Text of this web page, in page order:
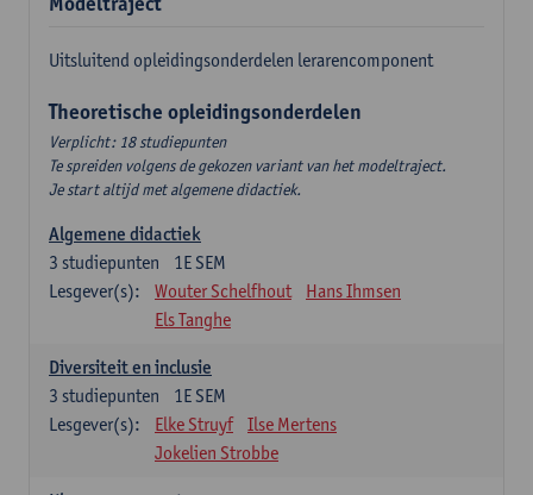
Uitsluitend opleidingsonderdelen lerarencomponent
Theoretische opleidingsonderdelen
Verplicht: 18 studiepunten
Te spreiden volgens de gekozen variant van het modeltraject.
Je start altijd met algemene didactiek.
Algemene didactiek
1E SEM
3 studiepunten
Lesgever(s):
Wouter Schelfhout
Hans Ihmsen
Els Tanghe
Diversiteit en inclusie
1E SEM
3 studiepunten
Lesgever(s):
Elke Struyf
Ilse Mertens
Jokelien Strobbe